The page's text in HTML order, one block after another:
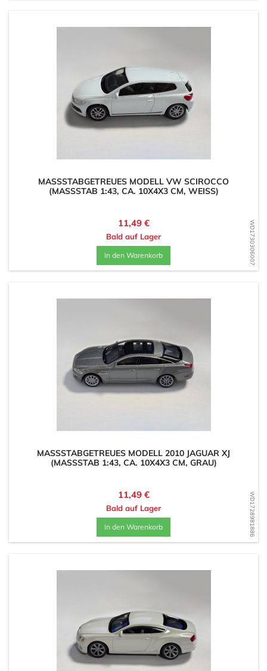
WD1730306007
MASSSTABGETREUES MODELL VW SCIROCCO (
MASSSTAB 1:43, CA. 10X4X3 CM, WEISS)
Preis
11,49 €
Bald auf Lager
In den Warenkorb
WD1728981886
MASSSTABGETREUES MODELL 2010 JAGUAR XJ (
MASSSTAB 1:43, CA. 10X4X3 CM, GRAU)
Preis
11,49 €
Bald auf Lager
In den Warenkorb